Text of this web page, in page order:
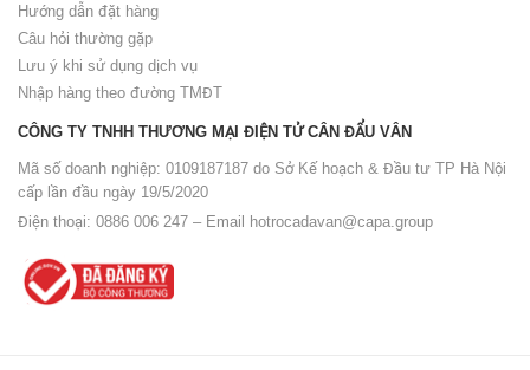
Hướng dẫn đặt hàng
Câu hỏi thường gặp
Lưu ý khi sử dụng dịch vụ
Nhập hàng theo đường TMĐT
CÔNG TY TNHH THƯƠNG MẠI ĐIỆN TỬ CÂN ĐẨU VÂN
Mã số doanh nghiệp: 0109187187 do Sở Kế hoạch & Đầu tư TP Hà Nội
cấp lần đầu ngày 19/5/2020
Điện thoại: 0886 006 247 – Email
hotrocadavan@capa.group